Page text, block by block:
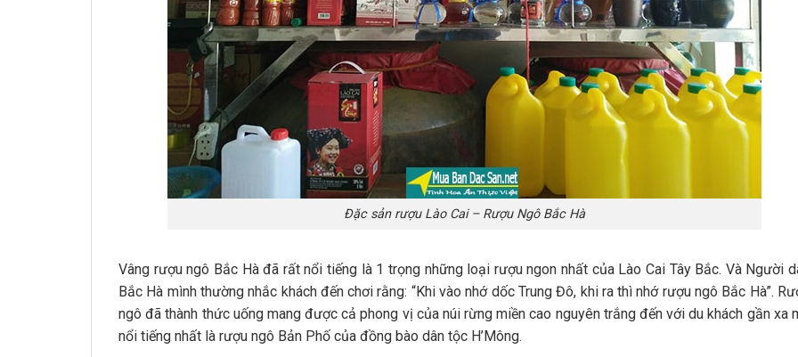
Đặc sản rượu Lào Cai – Rượu Ngô Bắc Hà
Vâng rượu ngô Bắc Hà đã rất nổi tiếng là 1 trọng những loại rượu ngon nhất của Lào Cai Tây Bắc. Và Người
Bắc Hà mình thường nhắc khách đến chơi rằng: “Khi vào nhớ dốc Trung Đô, khi ra thì nhớ rượu ngô Bắc Hà”.
ngô đã thành thức uống mang được cả phong vị của núi rừng miền cao nguyên trắng đến với du khách gần xa
nổi tiếng nhất là rượu ngô Bản Phố của đồng bào dân tộc H’Mông.